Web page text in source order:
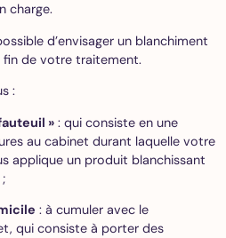
charge.
d’envisager un blanchiment
fin de votre traitement.
:
» : qui consiste en une
au cabinet durant laquelle votre
applique un produit blanchissant
: à cumuler avec le
qui consiste à porter des